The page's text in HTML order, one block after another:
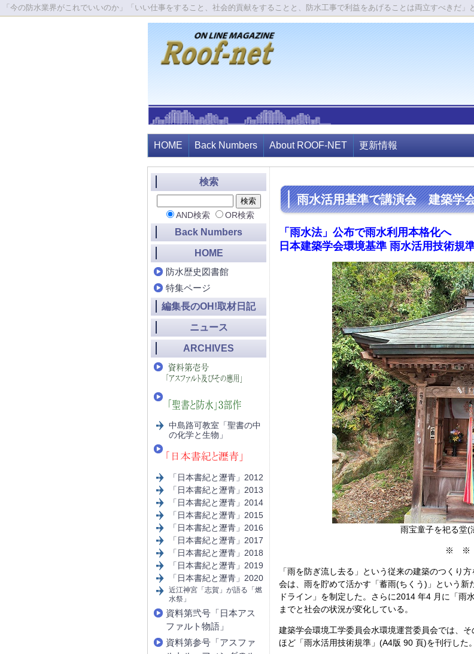
「今の防水業界がこれでいいのか」「いい仕事をすること、社会的貢献をすることと、防水工事で利益をあげることは両立すべきだ」
HOME Back Numbers About ROOF-NET 更新情報
雨水活用基準で講演会 建築学
「雨水法」公布で雨水利用本格化へ
日本建築学会環境基準 雨水活用技術規
雨宝童子を祀る堂(
※ ※
「雨を防ぎ流し去る」という従来の建築のつくり
会は、雨を貯めて活かす「蓄雨(ちくう)」という
ドライン」を制定した。さらに2014 年4 月に「雨
までと社会の状況が変化している。
建築学会環境工学委員会水環境運営委員会では、
ほど「雨水活用技術規準」(A4版 90 頁)を刊行した。
検索
AND検索 OR検索
Back Numbers
HOME
防水歴史図書館
特集ページ
編集長のOH!取材日記
ニュース
ARCHIVES
中島路可教室「聖書の中
の化学と生物」
「日本書紀と瀝青」2012
「日本書紀と瀝青」2013
「日本書紀と瀝青」2014
「日本書紀と瀝青」2015
「日本書紀と瀝青」2016
「日本書紀と瀝青」2017
「日本書紀と瀝青」2018
「日本書紀と瀝青」2019
「日本書紀と瀝青」2020
近江神宮「志賀」が語る「燃
水祭」
資料第弐号「日本アス
ファルト物語」
資料第参号「アスファ